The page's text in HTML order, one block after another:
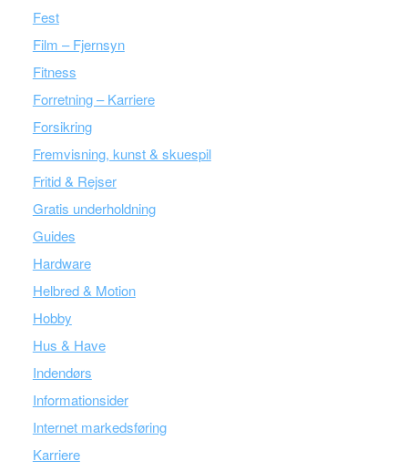
Fest
Film – Fjernsyn
Fitness
Forretning – Karriere
Forsikring
Fremvisning, kunst & skuespil
Fritid & Rejser
Gratis underholdning
Guides
Hardware
Helbred & Motion
Hobby
Hus & Have
Indendørs
Informationsider
Internet markedsføring
Karriere